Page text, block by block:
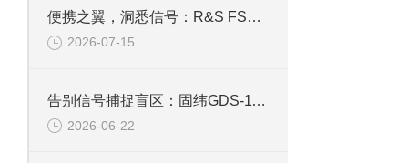
便携之翼，洞悉信号：R&S FSH4手持频谱仪功能解码
2026-07-15
告别信号捕捉盲区：固纬GDS-1102示波器峰值侦测与触发系统全攻略
2026-06-22